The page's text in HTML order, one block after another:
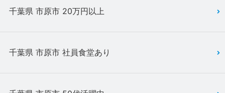
千葉県 市原市 20万円以上
千葉県 市原市 社員食堂あり